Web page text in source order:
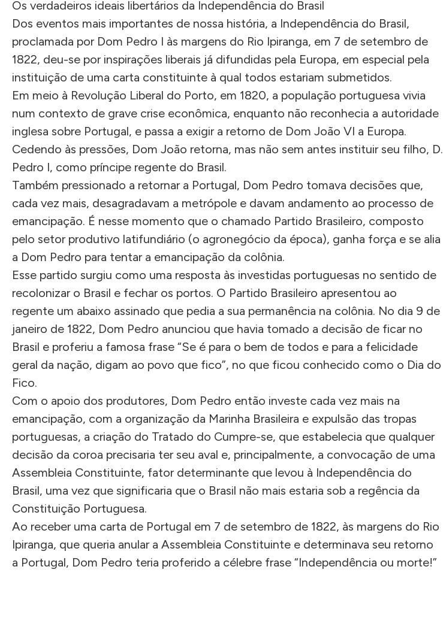
Os verdadeiros ideais libertários da Independência do Brasil
Dos eventos mais importantes de nossa história, a Independência do Brasil,
proclamada por Dom Pedro I às margens do Rio Ipiranga, em 7 de setembro de
1822, deu-se por inspirações liberais já difundidas pela Europa, em especial pela
instituição de uma carta constituinte à qual todos estariam submetidos.
Em meio à Revolução Liberal do Porto, em 1820, a população portuguesa vivia
num contexto de grave crise econômica, enquanto não reconhecia a autoridade
inglesa sobre Portugal, e passa a exigir a retorno de Dom João VI a Europa.
Cedendo às pressões, Dom João retorna, mas não sem antes instituir seu filho, D.
Pedro I, como príncipe regente do Brasil.
Também pressionado a retornar a Portugal, Dom Pedro tomava decisões que,
cada vez mais, desagradavam a metrópole e davam andamento ao processo de
emancipação. É nesse momento que o chamado Partido Brasileiro, composto
pelo setor produtivo latifundiário (o agronegócio da época), ganha força e se alia
a Dom Pedro para tentar a emancipação da colônia.
Esse partido surgiu como uma resposta às investidas portuguesas no sentido de
recolonizar o Brasil e fechar os portos. O Partido Brasileiro apresentou ao
regente um abaixo assinado que pedia a sua permanência na colônia. No dia 9 de
janeiro de 1822, Dom Pedro anunciou que havia tomado a decisão de ficar no
Brasil e proferiu a famosa frase “Se é para o bem de todos e para a felicidade
geral da nação, digam ao povo que fico”, no que ficou conhecido como o Dia do
Fico.
Com o apoio dos produtores, Dom Pedro então investe cada vez mais na
emancipação, com a organização da Marinha Brasileira e expulsão das tropas
portuguesas, a criação do Tratado do Cumpre-se, que estabelecia que qualquer
decisão da coroa precisaria ter seu aval e, principalmente, a convocação de uma
Assembleia Constituinte, fator determinante que levou à Independência do
Brasil, uma vez que significaria que o Brasil não mais estaria sob a regência da
Constituição Portuguesa.
Ao receber uma carta de Portugal em 7 de setembro de 1822, às margens do Rio
Ipiranga, que queria anular a Assembleia Constituinte e determinava seu retorno
a Portugal, Dom Pedro teria proferido a célebre frase “Independência ou morte!”